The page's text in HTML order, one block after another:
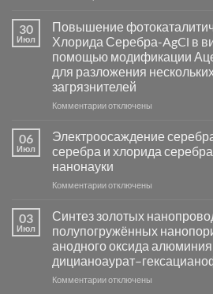
Пламенный
синтез
катализаторов
и
сенсоров
на
основе
группы
30
Июл
Повышение
Хлорида Серебра-AgCl в
помощью модификации
для разложения
загрязнителей
Комментариик
фотокаталитической
активности
Хлорида
Серебра-
в
видимом
свете
с
помощью
модификации
отключены
06
Июл
Электроосаждение
серебра и хлорида
нанонауки
Комментариик
серебра
с
электродов
серебра
и
отключены
03
Июл
Синтез золотых
полупогружённых
анодного оксида алюминия
Комментариикотключены